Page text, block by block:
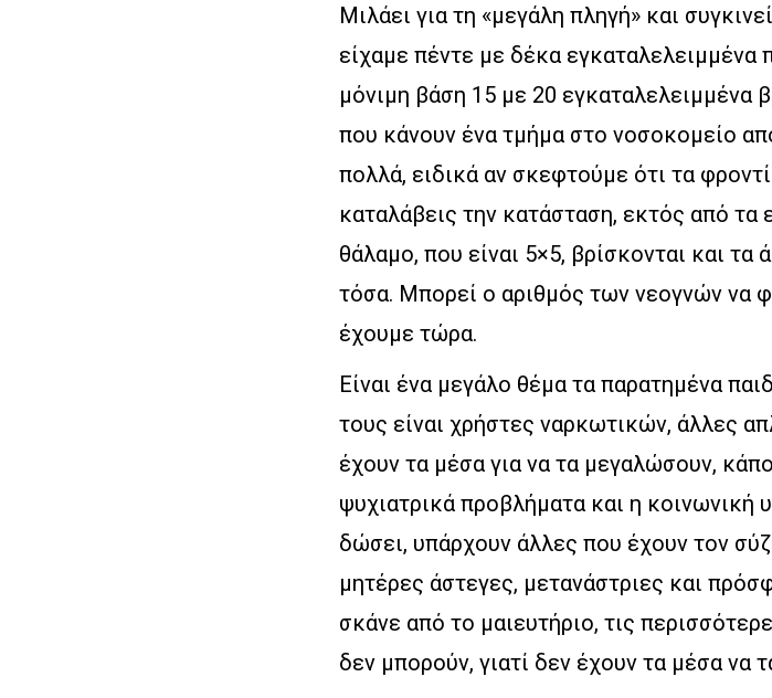
Μιλάει για τη «μεγάλη πληγή» και
είχαμε πέντε με δέκα εγκαταλελειμμένα
μόνιμη βάση 15 με 20 εγκαταλελειμμένα
που κάνουν ένα τμήμα στο νοσοκομείο
πολλά, ειδικά αν σκεφτούμε ότι τα
καταλάβεις την κατάσταση, εκτός από τα
θάλαμο, που είναι 5×5, βρίσκονται και τα
τόσα. Μπορεί ο αριθμός των νεογνών να
έχουμε τώρα.
Είναι ένα μεγάλο θέμα τα παρατημένα
τους είναι χρήστες ναρκωτικών, άλλες
έχουν τα μέσα για να τα μεγαλώσουν,
ψυχιατρικά προβλήματα και η κοινωνική
δώσει, υπάρχουν άλλες που έχουν τον
μητέρες άστεγες, μετανάστριες και
σκάνε από το μαιευτήριο, τις
δεν μπορούν, γιατί δεν έχουν τα μέσα να